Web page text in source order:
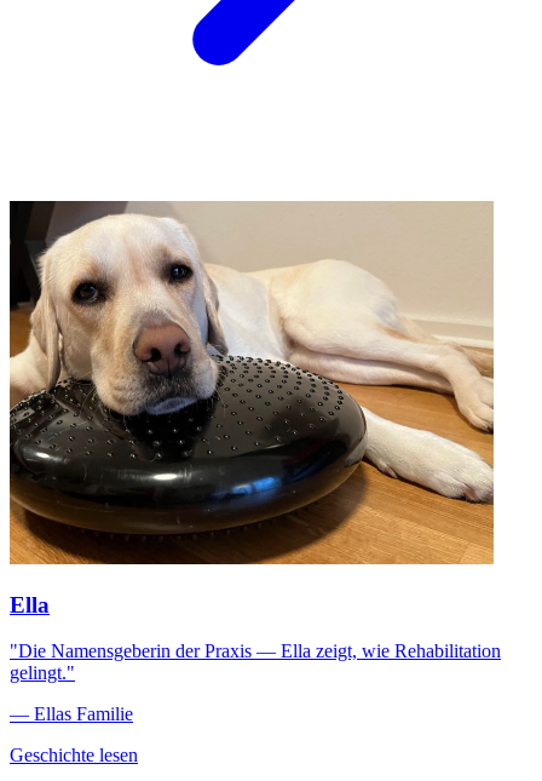
Ella
"Die Namensgeberin der Praxis — Ella zeigt, wie Rehabilitation
gelingt."
— Ellas Familie
Geschichte lesen